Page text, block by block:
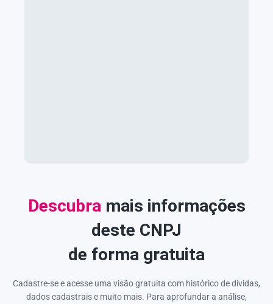
Descubramais informações
deste CNPJ
de forma gratuita
Cadastre-se e acesse uma visão gratuita com histórico de dívidas,
dados cadastrais e muito mais. Para aprofundar a análise,